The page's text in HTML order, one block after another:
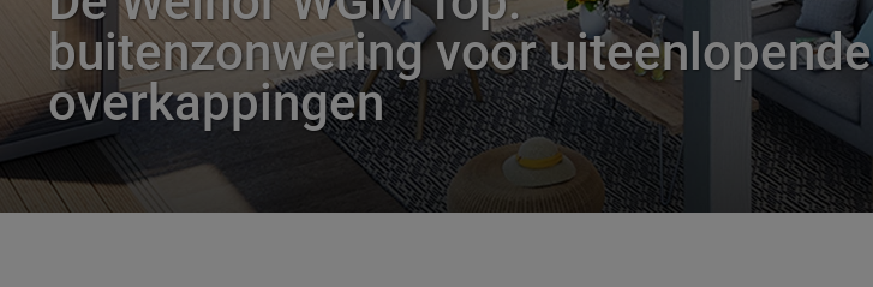
buitenzonwering voor uiteenlopende
overkappingen